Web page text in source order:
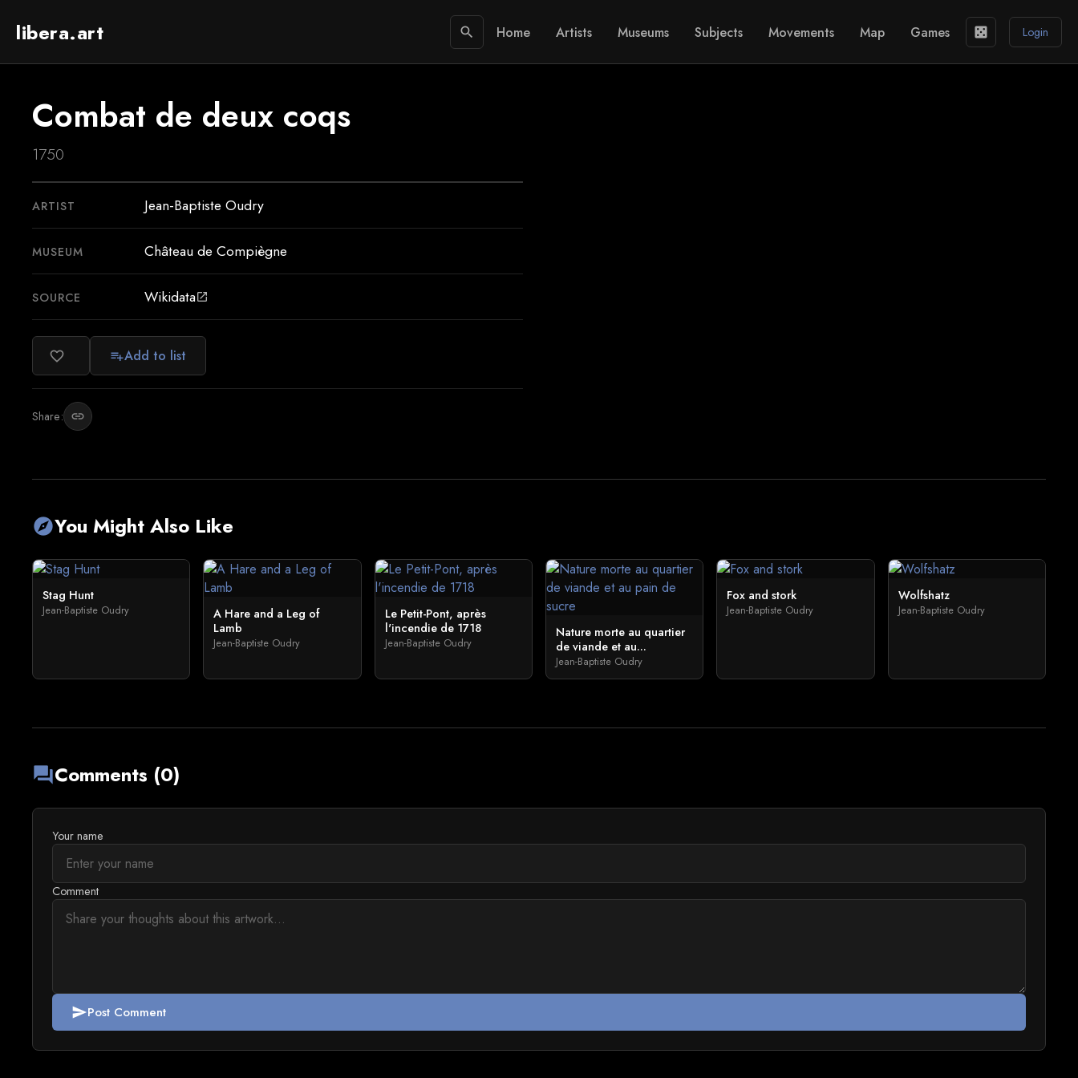
libera.art search Home Artists Museums Subjects Movements Map Games casino Login
Combat de deux coqs
1750
ARTIST Jean-Baptiste Oudry
MUSEUM Château de Compiègne
SOURCE Wikidataopen_in_new
favorite_border playlist_addAdd to list
Share: link
exploreYou Might Also Like
Stag Hunt
Jean-Baptiste Oudry
A Hare and a Leg of
Lamb
Jean-Baptiste Oudry
Le Petit-Pont, après
l'incendie de 1718
Jean-Baptiste Oudry
Nature morte au quartier
de viande et au...
Jean-Baptiste Oudry
Fox and stork
Jean-Baptiste Oudry
Wolfshatz
Jean-Baptiste Oudry
forumComments (0)
Your name
Comment
sendPost Comment